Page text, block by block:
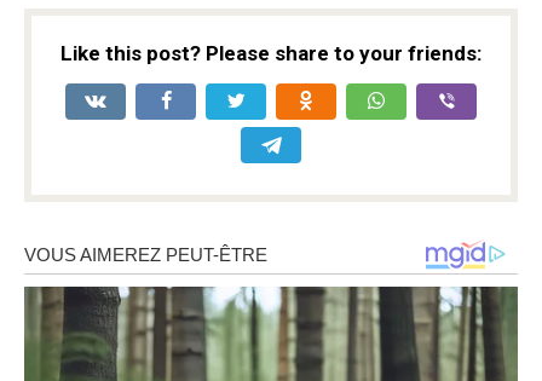
Like this post? Please share to your friends: